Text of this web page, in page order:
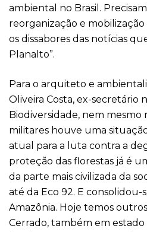
ambiental no Brasil.
reorganização e
os dissabores das notícias
Planalto”.
Para o arquiteto e
Oliveira Costa, ex-secretário
Biodiversidade, nem mesmo
militares houve uma
atual para a luta contra a
proteção das florestas já é
da parte mais civilizada da
até da Eco 92. E consolidou-
Amazônia. Hoje temos
Cerrado, também em estado